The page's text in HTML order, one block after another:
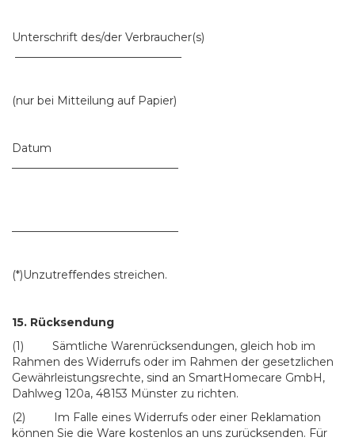
Unterschrift des/der Verbraucher(s)
(nur bei Mitteilung auf Papier)
Datum
(*)Unzutreffendes streichen.
15. Rücksendung
(1) Sämtliche Warenrücksendungen, gleich hob im
Rahmen des Widerrufs oder im Rahmen der gesetzlichen
Gewährleistungsrechte, sind an SmartHomecare GmbH,
Dahlweg 120a, 48153 Münster zu richten.
(2) Im Falle eines Widerrufs oder einer Reklamation
können Sie die Ware kostenlos an uns zurücksenden. Für